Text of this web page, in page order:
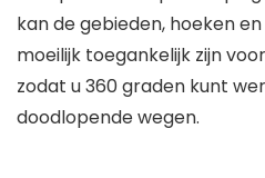
kan de gebieden, hoeken
moeilijk toegankelijk zijn
zodat u 360 graden kunt
doodlopende wegen.